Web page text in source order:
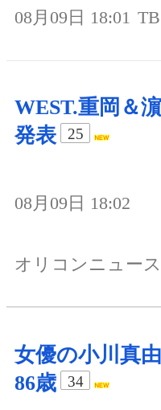
08月09日 18:01
WEST.重岡＆
発表
25
08月09日 18:02
オリコンニュース
女優の小川真
86歳
34